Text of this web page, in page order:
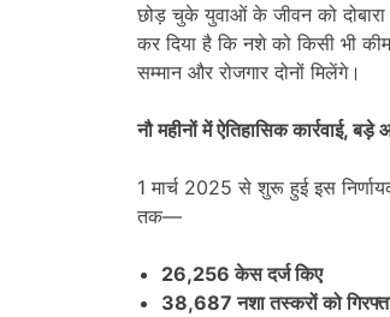
छोड़ चुके युवाओं के जीवन को
कर दिया है कि नशे को किसी भी
सम्मान और रोजगार दोनों मिलेंगे।
नौ महीनों में ऐतिहासिक कार्रवाई,बड़े
1 मार्च 2025 से शुरू हुई इस
तक—
26,256केस दर्ज किए
38,687नशा तस्करों को